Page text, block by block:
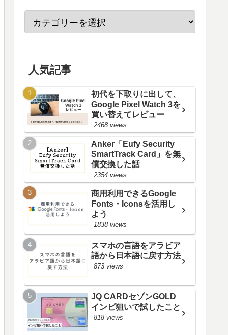
人気記事
初代を下取りに出して、
Google Pixel Watch 3を
買い替えてレビュー
2468 views
Anker「Eufy Security
SmartTrack Card」を無
償交換した話
2354 views
商用利用できるGoogle
Fonts・Iconsを活用し
よう
1838 views
スマホの言語をアラビア
語から日本語に戻す方法
873 views
JQ CARDセゾンGOLD
インビ狙いで試したこと
818 views